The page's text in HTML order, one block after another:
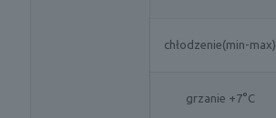
chłodzenie(min-max)
grzanie +7°C